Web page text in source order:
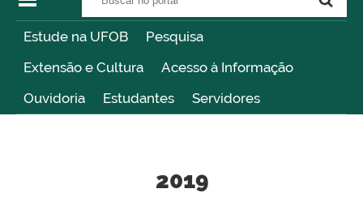
Estude na UFOB
Pesquisa
Extensão e Cultura
Acesso à Informação
Ouvidoria
Estudantes Servidores
2019